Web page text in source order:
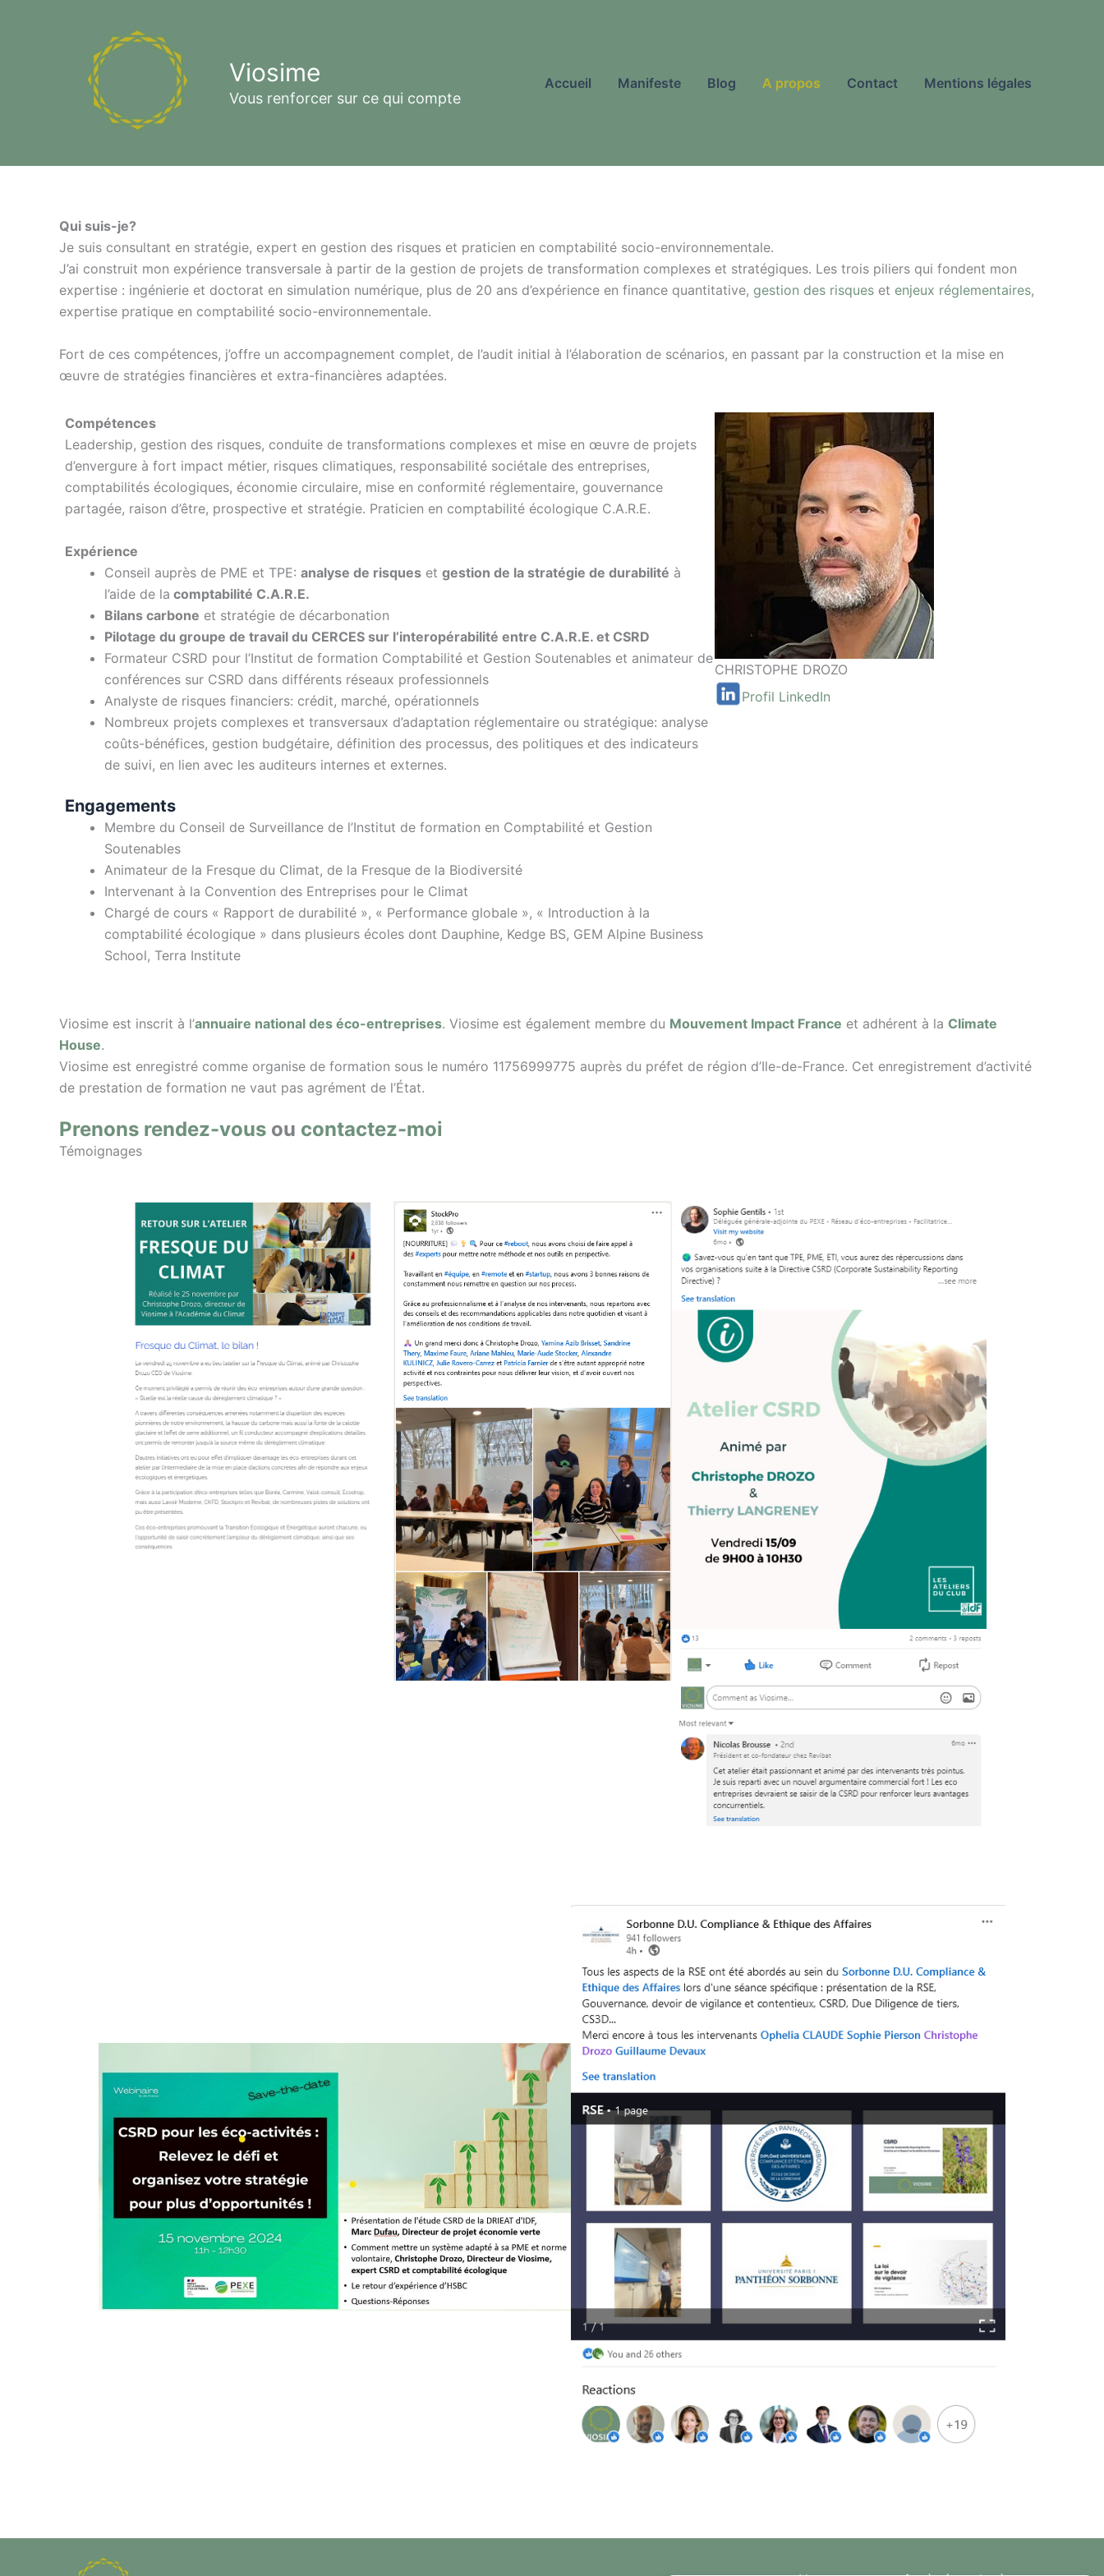
Viosime
Vous renforcer sur ce qui compte
Accueil Manifeste Blog A propos Contact Mentions légales
Qui suis-je?
Je suis consultant en stratégie, expert en gestion des risques et praticien en comptabilité socio-environnementale.
J’ai construit mon expérience transversale à partir de la gestion de projets de transformation complexes et stratégiques. Les trois piliers qui fondent mon
expertise : ingénierie et doctorat en simulation numérique, plus de 20 ans d’expérience en finance quantitative, gestion des risques et enjeux réglementaires,
expertise pratique en comptabilité socio-environnementale.
Fort de ces compétences, j’offre un accompagnement complet, de l’audit initial à l’élaboration de scénarios, en passant par la construction et la mise en
œuvre de stratégies financières et extra-financières adaptées.
Compétences
Leadership, gestion des risques, conduite de transformations complexes et mise en œuvre de projets
d’envergure à fort impact métier, risques climatiques, responsabilité sociétale des entreprises,
comptabilités écologiques, économie circulaire, mise en conformité réglementaire, gouvernance
partagée, raison d’être, prospective et stratégie. Praticien en comptabilité écologique C.A.R.E.
Expérience
Conseil auprès de PME et TPE:analyse de risques etgestion de la stratégie de durabilité à
l’aide de la comptabilité C.A.R.E.
Bilans carbone et stratégie de décarbonation
Pilotage du groupe de travail du CERCES sur l’interopérabilité entre C.A.R.E. et CSRD
Formateur CSRD pour l’Institut de formation Comptabilité et Gestion Soutenables et animateur de
conférences sur CSRD dans différents réseaux professionnels
Analyste de risques financiers: crédit, marché, opérationnels
Nombreux projets complexes et transversaux d’adaptation réglementaire ou stratégique: analyse
coûts-bénéfices, gestion budgétaire, définition des processus, des politiques et des indicateurs
de suivi, en lien avec les auditeurs internes et externes.
Engagements
Membre du Conseil de Surveillance de l’Institut de formation en Comptabilité et Gestion
Soutenables
Animateur de la Fresque du Climat, de la Fresque de la Biodiversité
Intervenant à la Convention des Entreprises pour le Climat
Chargé de cours « Rapport de durabilité », « Performance globale », « Introduction à la
comptabilité écologique » dans plusieurs écoles dont Dauphine, Kedge BS, GEM Alpine Business
School, Terra Institute
CHRISTOPHE DROZO
Profil LinkedIn
Viosime est inscrit à l’annuaire national des éco-entreprises. Viosime est également membre du Mouvement Impact France et adhérent à la Climate
House.
Viosime est enregistré comme organise de formation sous le numéro 11756999775 auprès du préfet de région d’Ile-de-France. Cet enregistrement d’activité
de prestation de formation ne vaut pas agrément de l’État.
Prenons rendez-vous ou contactez-moi
Témoignages